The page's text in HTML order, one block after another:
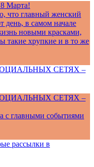
Марта!
что главный женский
день, в самом начале
новыми красками,
такие хрупкие и в то же
СЕТЯХ –
СЕТЯХ –
с главными событиями
рассылки в